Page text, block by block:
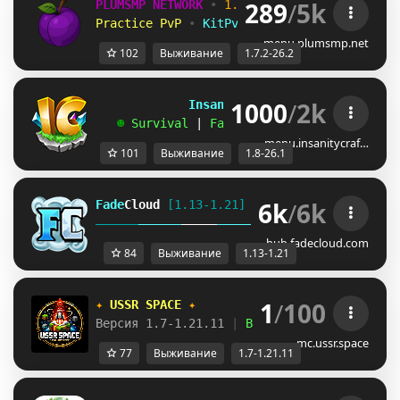
PLUMSMP NETWORK • 1.7.2 ➜ 26.2
Practice PvP
• KitPvP • Lifesteal
289/5k
menu.plumsmp.net
102 Выживание 1.7.2-26.2
InsanityCraft || 1.8 - 26.1
☻ Survival Factions | Skyblock
1000/2k
menu.insanitycraf…
101 Выживание 1.8-26.1
FadeCloud [1.13-1.21] PRISON GENS
6k/6k
hub.fadecloud.com
84 Выживание 1.13-1.21
✦ USSR SPACE ✦
Версия 1.7-1.21.11
Выживание | Приваты
1/100
mc.ussr.space
77 Выживание 1.7-1.21.11